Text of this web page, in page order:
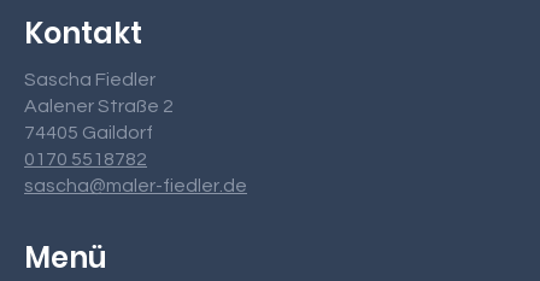
Kontakt
Sascha Fiedler
Aalener Straße 2
74405 Gaildorf
0170 5518782
sascha@maler-fiedler.de
Menü